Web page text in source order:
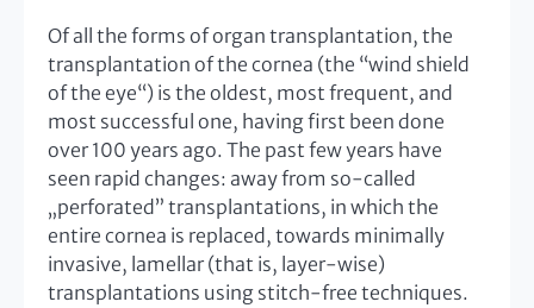
Of all the forms of organ transplantation, the
transplantation of the cornea (the “wind shield
of the eye“) is the oldest, most frequent, and
most successful one, having first been done
over 100 years ago. The past few years have
seen rapid changes: away from so-called
„perforated” transplantations, in which the
entire cornea is replaced, towards minimally
invasive, lamellar (that is, layer-wise)
transplantations using stitch-free techniques.